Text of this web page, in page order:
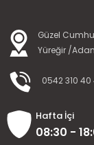
Güzel
Yüreğir /
0542 310 40
Hafta İçi
08:30 -